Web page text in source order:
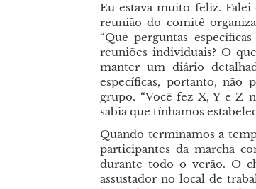
Eu estava muito feliz. Falei
reunião do comitê
“Que perguntas
reuniões individuais? O
manter um diário
específicas, portanto, não
grupo. “Você fez X, Y e Z
sabia que tínhamos
Quando terminamos a
participantes da marcha
durante todo o verão. O
assustador no local de